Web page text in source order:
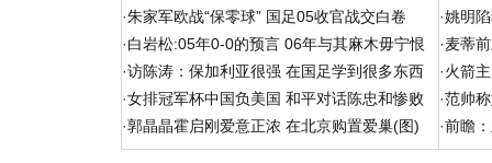
·朱家军欧战“保零球” 国足05收官战交白卷
·白岩松:05年0-0的预言 06年与其麻木毋宁恨
·访陈涛：保加利亚很强 在国足学到很多东西
·女排冠军杯中国负美国 和平对话陈忠和惨败
·郭晶晶霍启刚爱意正浓 在北京购置爱巢(图)
·姚明
·麦蒂
·火箭
·范帅
·前瞻